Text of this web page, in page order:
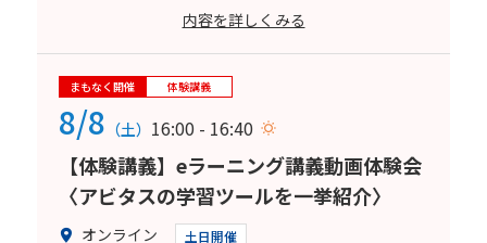
内容を詳しくみる
まもなく開催 体験講義
8/8 （土） 16:00 - 16:40
【体験講義】eラーニング講義動画体験会
〈アビタスの学習ツールを一挙紹介〉
オンライン 土日開催